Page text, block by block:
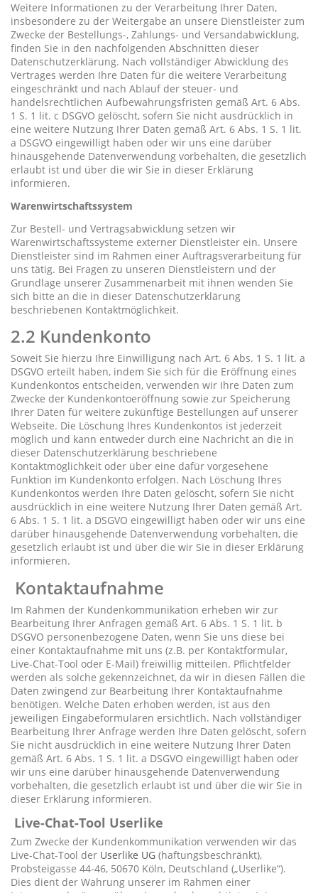
Weitere Informationen zu der Verarbeitung Ihrer Daten,
insbesondere zu der Weitergabe an unsere Dienstleister zum
Zwecke der Bestellungs-, Zahlungs- und Versandabwicklung,
finden Sie in den nachfolgenden Abschnitten dieser
Datenschutzerklärung. Nach vollständiger Abwicklung des
Vertrages werden Ihre Daten für die weitere Verarbeitung
eingeschränkt und nach Ablauf der steuer- und
handelsrechtlichen Aufbewahrungsfristen gemäß Art. 6 Abs.
1 S. 1 lit. c DSGVO gelöscht, sofern Sie nicht ausdrücklich in
eine weitere Nutzung Ihrer Daten gemäß Art. 6 Abs. 1 S. 1 lit.
a DSGVO eingewilligt haben oder wir uns eine darüber
hinausgehende Datenverwendung vorbehalten, die gesetzlich
erlaubt ist und über die wir Sie in dieser Erklärung
informieren.
Warenwirtschaftssystem
Zur Bestell- und Vertragsabwicklung setzen wir
Warenwirtschaftssysteme externer Dienstleister ein. Unsere
Dienstleister sind im Rahmen einer Auftragsverarbeitung für
uns tätig. Bei Fragen zu unseren Dienstleistern und der
Grundlage unserer Zusammenarbeit mit ihnen wenden Sie
sich bitte an die in dieser Datenschutzerklärung
beschriebenen Kontaktmöglichkeit.
2.2 Kundenkonto
Soweit Sie hierzu Ihre Einwilligung nach Art. 6 Abs. 1 S. 1 lit. a
DSGVO erteilt haben, indem Sie sich für die Eröffnung eines
Kundenkontos entscheiden, verwenden wir Ihre Daten zum
Zwecke der Kundenkontoeröffnung sowie zur Speicherung
Ihrer Daten für weitere zukünftige Bestellungen auf unserer
Webseite. Die Löschung Ihres Kundenkontos ist jederzeit
möglich und kann entweder durch eine Nachricht an die in
dieser Datenschutzerklärung beschriebene
Kontaktmöglichkeit oder über eine dafür vorgesehene
Funktion im Kundenkonto erfolgen. Nach Löschung Ihres
Kundenkontos werden Ihre Daten gelöscht, sofern Sie nicht
ausdrücklich in eine weitere Nutzung Ihrer Daten gemäß Art.
6 Abs. 1 S. 1 lit. a DSGVO eingewilligt haben oder wir uns eine
darüber hinausgehende Datenverwendung vorbehalten, die
gesetzlich erlaubt ist und über die wir Sie in dieser Erklärung
informieren.
Kontaktaufnahme
Im Rahmen der Kundenkommunikation erheben wir zur
Bearbeitung Ihrer Anfragen gemäß Art. 6 Abs. 1 S. 1 lit. b
DSGVO personenbezogene Daten, wenn Sie uns diese bei
einer Kontaktaufnahme mit uns (z.B. per Kontaktformular,
Live-Chat-Tool oder E-Mail) freiwillig mitteilen. Pflichtfelder
werden als solche gekennzeichnet, da wir in diesen Fällen die
Daten zwingend zur Bearbeitung Ihrer Kontaktaufnahme
benötigen. Welche Daten erhoben werden, ist aus den
jeweiligen Eingabeformularen ersichtlich. Nach vollständiger
Bearbeitung Ihrer Anfrage werden Ihre Daten gelöscht, sofern
Sie nicht ausdrücklich in eine weitere Nutzung Ihrer Daten
gemäß Art. 6 Abs. 1 S. 1 lit. a DSGVO eingewilligt haben oder
wir uns eine darüber hinausgehende Datenverwendung
vorbehalten, die gesetzlich erlaubt ist und über die wir Sie in
dieser Erklärung informieren.
Live-Chat-Tool Userlike
Zum Zwecke der Kundenkommunikation verwenden wir das
Live-Chat-Tool der Userlike UG (haftungsbeschränkt),
Probsteigasse 44-46, 50670 Köln, Deutschland („Userlike“).
Dies dient der Wahrung unserer im Rahmen einer